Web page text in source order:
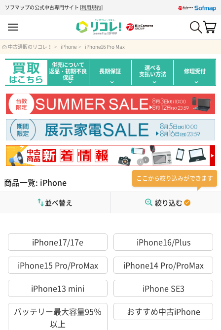
ソフマップの公式中古専門サイト [利用規約]
中古通販のリコレ！ iPhone iPhone16 Pro Max
併売について
返品・初期不良
保証
長期保証 選べる
支払い方法 修理受付
商品一覧: iPhone ここから絞り込みができます
絞り込む
並べ替え
iPhone17/17e
iPhone16/Plus
iPhone15 Pro/ProMax
iPhone14 Pro/ProMax
iPhone13 mini
iPhone SE3
バッテリー最大容量95％
以上
おすすめ中古iPhone